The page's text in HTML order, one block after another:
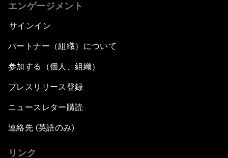
エンゲージメント
サインイン
パートナー（組織）について
参加する（個人、組織）
プレスリリース登録
ニュースレター購読
連絡先 (英語のみ)
リンク